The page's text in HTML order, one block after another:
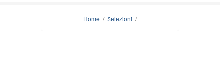
Home / Selezioni /